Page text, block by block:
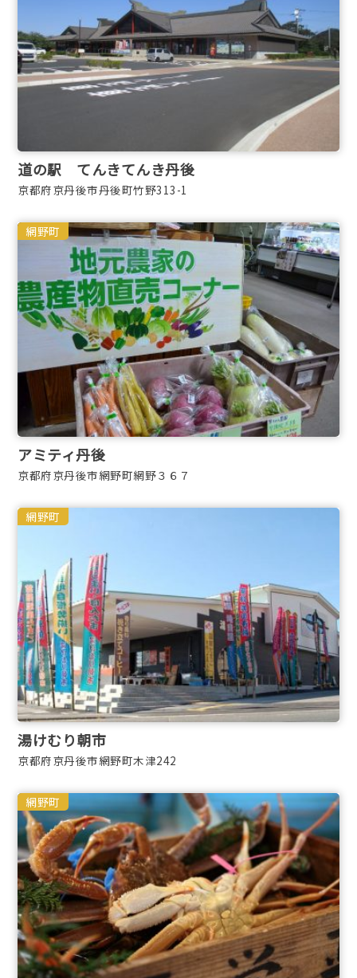
道の駅 てんきてんき丹後
京都府京丹後市丹後町竹野313-1
網野町
アミティ丹後
京都府京丹後市網野町網野３６７
網野町
湯けむり朝市
京都府京丹後市網野町木津242
網野町